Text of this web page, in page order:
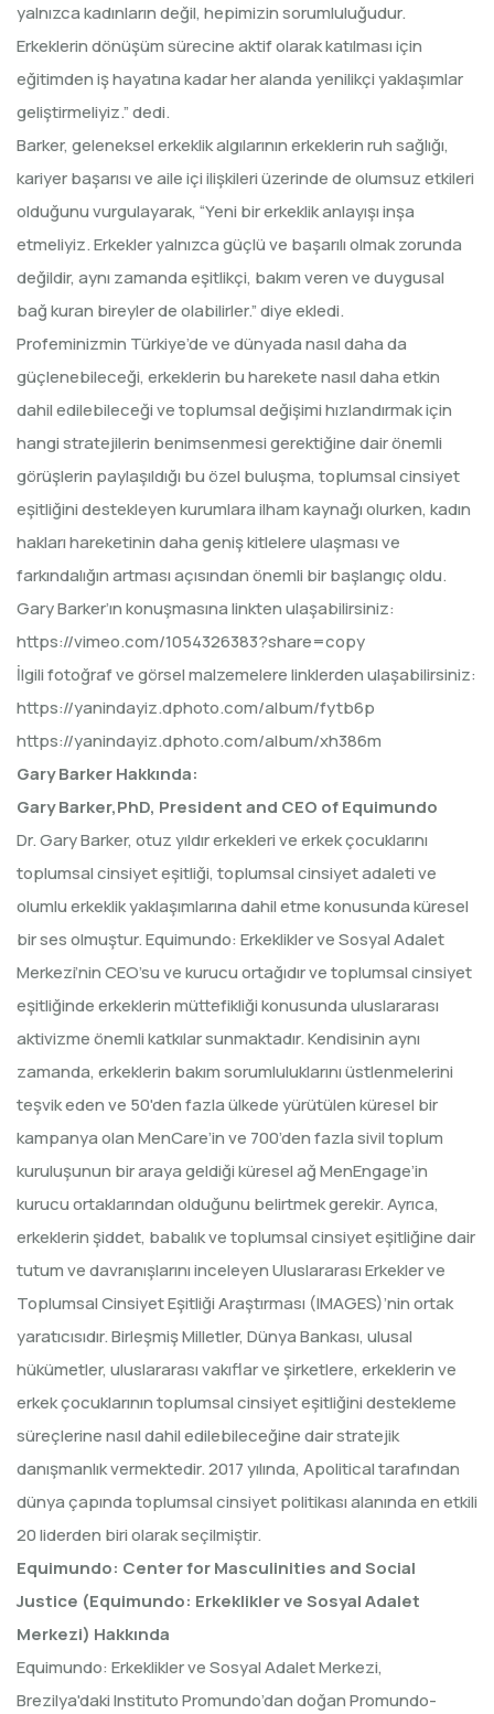
yalnızca kadınların değil, hepimizin sorumluluğudur.
Erkeklerin dönüşüm sürecine aktif olarak katılması için
eğitimden iş hayatına kadar her alanda yenilikçi yaklaşımlar
geliştirmeliyiz.” dedi.
Barker, geleneksel erkeklik algılarının erkeklerin ruh sağlığı,
kariyer başarısı ve aile içi ilişkileri üzerinde de olumsuz etkileri
olduğunu vurgulayarak, “Yeni bir erkeklik anlayışı inşa
etmeliyiz. Erkekler yalnızca güçlü ve başarılı olmak zorunda
değildir, aynı zamanda eşitlikçi, bakım veren ve duygusal
bağ kuran bireyler de olabilirler.” diye ekledi.
Profeminizmin Türkiye’de ve dünyada nasıl daha da
güçlenebileceği, erkeklerin bu harekete nasıl daha etkin
dahil edilebileceği ve toplumsal değişimi hızlandırmak için
hangi stratejilerin benimsenmesi gerektiğine dair önemli
görüşlerin paylaşıldığı bu özel buluşma, toplumsal cinsiyet
eşitliğini destekleyen kurumlara ilham kaynağı olurken, kadın
hakları hareketinin daha geniş kitlelere ulaşması ve
farkındalığın artması açısından önemli bir başlangıç oldu.
Gary Barker’ın konuşmasına linkten ulaşabilirsiniz:
https://vimeo.com/1054326383?share=copy
İlgili fotoğraf ve görsel malzemelere linklerden ulaşabilirsiniz:
https://yanindayiz.dphoto.com/album/fytb6p
https://yanindayiz.dphoto.com/album/xh386m
Gary Barker Hakkında:
Gary Barker,PhD, President and CEO of Equimundo
Dr. Gary Barker, otuz yıldır erkekleri ve erkek çocuklarını
toplumsal cinsiyet eşitliği, toplumsal cinsiyet adaleti ve
olumlu erkeklik yaklaşımlarına dahil etme konusunda küresel
bir ses olmuştur. Equimundo: Erkeklikler ve Sosyal Adalet
Merkezi’nin CEO’su ve kurucu ortağıdır ve toplumsal cinsiyet
eşitliğinde erkeklerin müttefikliği konusunda uluslararası
aktivizme önemli katkılar sunmaktadır. Kendisinin aynı
zamanda, erkeklerin bakım sorumluluklarını üstlenmelerini
teşvik eden ve 50'den fazla ülkede yürütülen küresel bir
kampanya olan MenCare’in ve 700’den fazla sivil toplum
kuruluşunun bir araya geldiği küresel ağ MenEngage’in
kurucu ortaklarından olduğunu belirtmek gerekir. Ayrıca,
erkeklerin şiddet, babalık ve toplumsal cinsiyet eşitliğine dair
tutum ve davranışlarını inceleyen Uluslararası Erkekler ve
Toplumsal Cinsiyet Eşitliği Araştırması (IMAGES)’nin ortak
yaratıcısıdır. Birleşmiş Milletler, Dünya Bankası, ulusal
hükümetler, uluslararası vakıflar ve şirketlere, erkeklerin ve
erkek çocuklarının toplumsal cinsiyet eşitliğini destekleme
süreçlerine nasıl dahil edilebileceğine dair stratejik
danışmanlık vermektedir. 2017 yılında, Apolitical tarafından
dünya çapında toplumsal cinsiyet politikası alanında en etkili
20 liderden biri olarak seçilmiştir.
Equimundo: Center for Masculinities and Social
Justice (Equimundo: Erkeklikler ve Sosyal Adalet
Merkezi) Hakkında
Equimundo: Erkeklikler ve Sosyal Adalet Merkezi,
Brezilya'daki Instituto Promundo’dan doğan Promundo-